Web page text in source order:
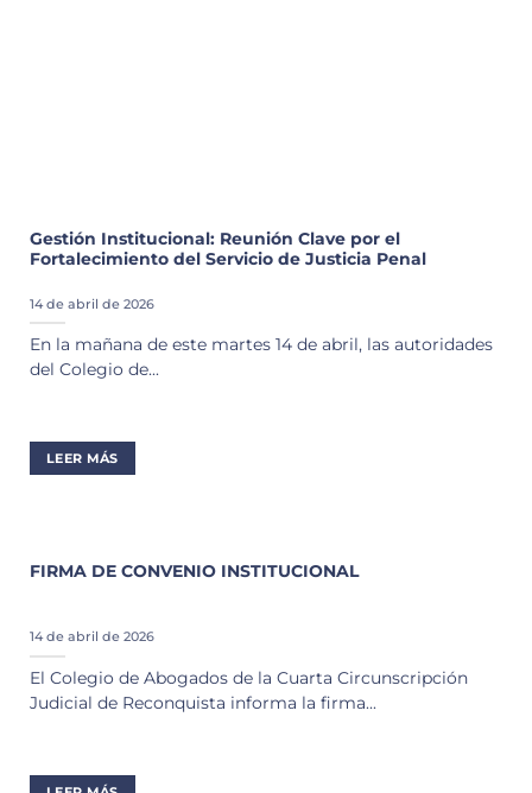
Gestión Institucional: Reunión Clave por el
Fortalecimiento del Servicio de Justicia Penal
14 de abril de 2026
En la mañana de este martes 14 de abril, las autoridades
del Colegio de...
LEER MÁS
FIRMA DE CONVENIO INSTITUCIONAL
14 de abril de 2026
El Colegio de Abogados de la Cuarta Circunscripción
Judicial de Reconquista informa la firma...